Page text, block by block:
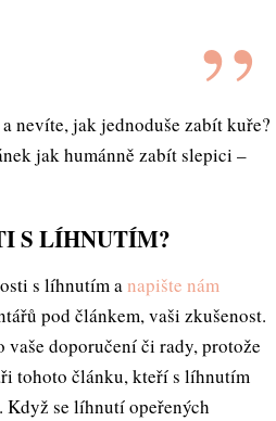
nevíte, jak jednoduše zabít kuře?
jak humánně zabít slepici –
S LÍHNUTÍM?
s líhnutím anapište nám
pod článkem, vaši zkušenost.
doporučení či rady, protože
tohoto článku, kteří s líhnutím
Když se líhnutí opeřených